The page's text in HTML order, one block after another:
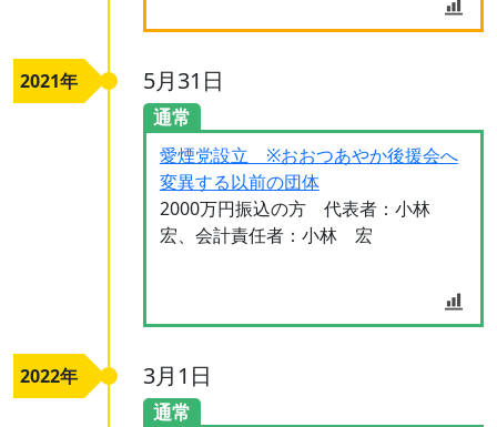
2021年 5月31日
通常
愛煙党設立 ※おおつあやか後援会へ
変異する以前の団体
2000万円振込の方 代表者：小林
宏、会計責任者：小林 宏
2022年 3月1日
通常